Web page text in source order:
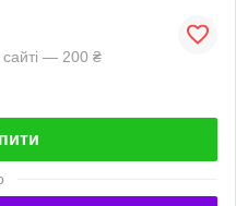
— 200 ₴